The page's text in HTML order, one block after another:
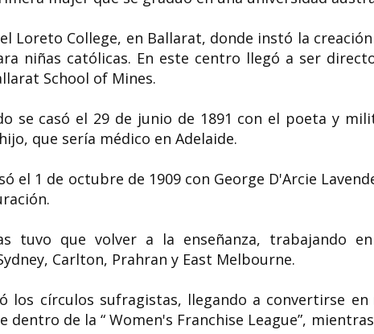
Loreto College, en Ballarat, donde instó la
niñas católicas. En este centro llegó a ser
School of Mines.
se casó el 29 de junio de 1891 con el poeta y
que sería médico en Adelaide.​
el 1 de octubre de 1909 con George D'Arcie
tuvo que volver a la enseñanza, trabajando
Carlton, Prahran y East Melbourne.
los círculos sufragistas, llegando a convertirse
dentro de la “ Women's Franchise League”,